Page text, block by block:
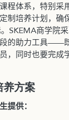
程体系，特别采
制培养计划，确
SKEMA商学院采
的助力工具——
，同时也要完成
养方案
提供：